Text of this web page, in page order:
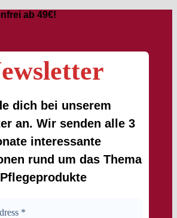
ab 49€!
dich bei unserem
an. Wir senden alle 3
interessante
rund um das Thema
Pflegeprodukte